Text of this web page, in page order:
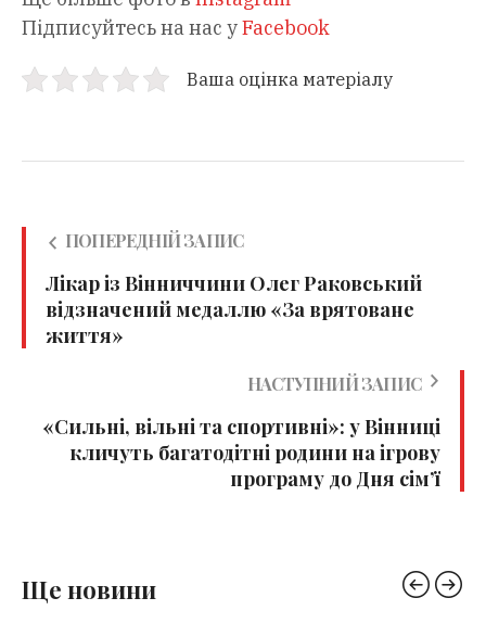
Підписуйтесь на нас уFacebook
Ваша оцінка матеріалу
ПОПЕРЕДНІЙ ЗАПИС
Лікар із Вінниччини Олег Раковський
відзначений медаллю «За врятоване
життя»
НАСТУПНИЙ ЗАПИС
«Сильні, вільні та спортивні»: у Вінниці
кличуть багатодітні родини на ігрову
програму до Дня сім’ї
Ще новини